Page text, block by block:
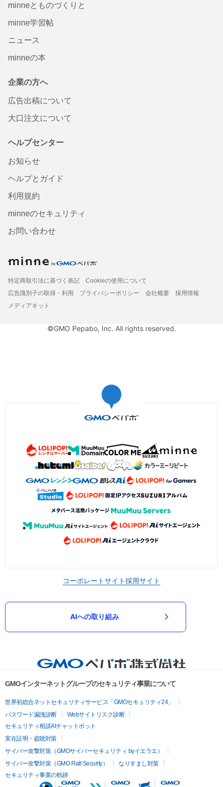
minneとものづくりと
minne学習帖
ニュース
minneの本
企業の方へ
広告出稿について
大口注文について
ヘルプセンター
お知らせ
ヘルプとガイド
利用規約
minneのセキュリティ
お問い合わせ
特定商取引法に基づく表記
Cookieの使用について
広告識別子の取得・利用
プライバシーポリシー 会社概要
採用情報
メディアキット
©GMO Pepabo, Inc. All rights reserved.
コーポレートサイト採用サイト
AIへの取り組み
GMOインターネットグループのセキュリティ事業について
世界初総合ネットセキュリティサービス「GMOセキュリティ24」
パスワード漏洩診断
Webサイトリスク診断
セキュリティ相談AIチャットボット
実在証明・盗聴対策
サイバー攻撃対策（GMOサイバーセキュリティ byイエラエ）
サイバー攻撃対策（GMO Flatt Security）
なりすまし対策
セキュリティ事業の軌跡